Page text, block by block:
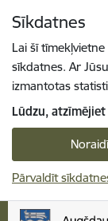
Sīkdatnes
Lai šī
sīkdatnes. Ar
izmantotas
Lūdzu,
Pārvaldīt